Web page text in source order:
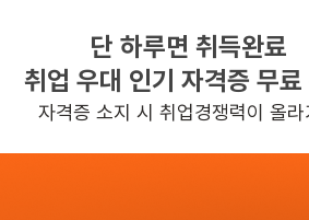
찾으시는 조건의 일자리가 없습니다
더욱더 노력하는 케어파트너가 되겠습니
단 하루면 취득완료
취업 우대 인기 자격증 무료
자격증 소지 시 취업경쟁력이 올라